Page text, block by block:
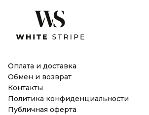
Оплата и доставка
Обмен и возврат
Контакты
Политика конфиденциальности
Публичная оферта